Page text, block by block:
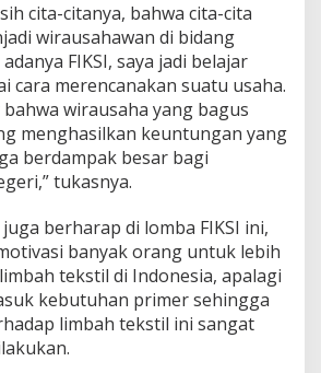
cita-citanya, bahwa cita-cita
wirausahawan di bidang
FIKSI, saya jadi belajar
cara merencanakan suatu usaha.
bahwa wirausaha yang bagus
menghasilkan keuntungan yang
berdampak besar bagi
tukasnya.
berharap di lomba FIKSI ini,
banyak orang untuk lebih
tekstil di Indonesia, apalagi
kebutuhan primer sehingga
limbah tekstil ini sangat